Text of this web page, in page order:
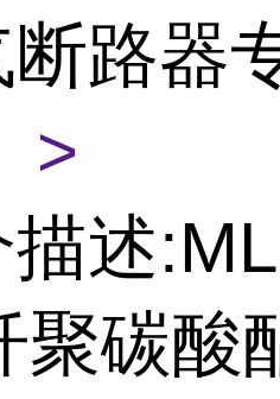
路器
>
述
聚碳酸